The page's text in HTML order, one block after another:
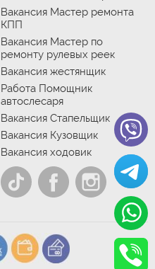
Вакансия Мастер ремонта
КПП
Вакансия Мастер по
ремонту рулевых реек
Вакансия жестянщик
Работа Помощник
автослесаря
Вакансия Стапельщик
Вакансия Кузовщик
Вакансия ходовик